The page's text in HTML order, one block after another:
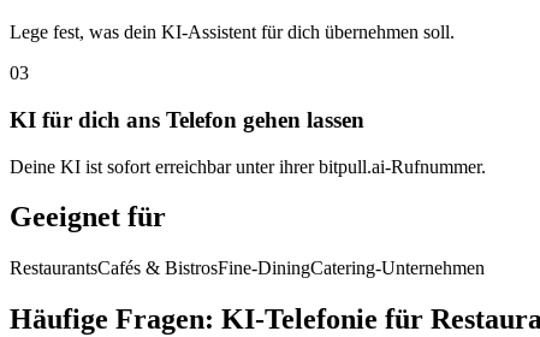
Lege fest, was dein KI-Assistent für dich übernehmen soll.
03
KI für dich ans Telefon gehen lassen
Deine KI ist sofort erreichbar unter ihrer bitpull.ai-Rufnummer.
Geeignet für
RestaurantsCafés & BistrosFine-DiningCatering-Unternehmen
Häufige Fragen: KI-Telefonie für